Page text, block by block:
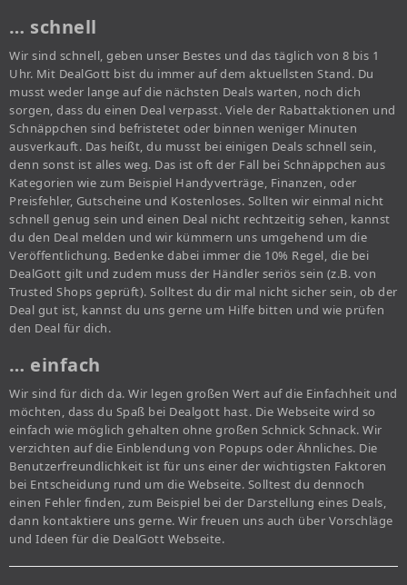
… schnell
Wir sind schnell, geben unser Bestes und das täglich von 8 bis 1
Uhr. Mit DealGott bist du immer auf dem aktuellsten Stand. Du
musst weder lange auf die nächsten Deals warten, noch dich
sorgen, dass du einen Deal verpasst. Viele der Rabattaktionen und
Schnäppchen sind befristetet oder binnen weniger Minuten
ausverkauft. Das heißt, du musst bei einigen Deals schnell sein,
denn sonst ist alles weg. Das ist oft der Fall bei Schnäppchen aus
Kategorien wie zum Beispiel Handyverträge, Finanzen, oder
Preisfehler, Gutscheine und Kostenloses. Sollten wir einmal nicht
schnell genug sein und einen Deal nicht rechtzeitig sehen, kannst
du den Deal melden und wir kümmern uns umgehend um die
Veröffentlichung. Bedenke dabei immer die 10% Regel, die bei
DealGott gilt und zudem muss der Händler seriös sein (z.B. von
Trusted Shops geprüft). Solltest du dir mal nicht sicher sein, ob der
Deal gut ist, kannst du uns gerne um Hilfe bitten und wie prüfen
den Deal für dich.
… einfach
Wir sind für dich da. Wir legen großen Wert auf die Einfachheit und
möchten, dass du Spaß bei Dealgott hast. Die Webseite wird so
einfach wie möglich gehalten ohne großen Schnick Schnack. Wir
verzichten auf die Einblendung von Popups oder Ähnliches. Die
Benutzerfreundlichkeit ist für uns einer der wichtigsten Faktoren
bei Entscheidung rund um die Webseite. Solltest du dennoch
einen Fehler finden, zum Beispiel bei der Darstellung eines Deals,
dann kontaktiere uns gerne. Wir freuen uns auch über Vorschläge
und Ideen für die DealGott Webseite.